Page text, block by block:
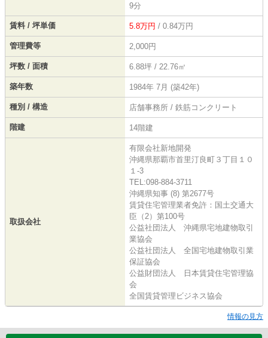
9分
賃料 / 坪単価 5.8万円 / 0.84万円
管理費等 2,000円
坪数 / 面積 6.88坪 / 22.76㎡
築年数 1984年 7月 (築42年)
種別 / 構造 店舗事務所 / 鉄筋コンクリート
階建 14階建
取扱会社
有限会社新地開発
沖縄県那覇市首里汀良町３丁目１０
１-3
TEL:098-884-3711
沖縄県知事 (8) 第2677号
賃貸住宅管理業者免許：国土交通大
臣（2）第100号
公益社団法人 沖縄県宅地建物取引
業協会
公益社団法人 全国宅地建物取引業
保証協会
公益財団法人 日本賃貸住宅管理協
会
全国賃貸管理ビジネス協会
情報の見方